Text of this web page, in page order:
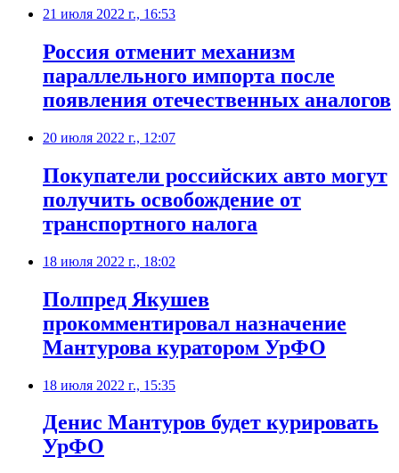
21 июля 2022 г., 16:53
Россия отменит механизм
параллельного импорта после
появления отечественных аналогов
20 июля 2022 г., 12:07
Покупатели российских авто могут
получить освобождение от
транспортного налога
18 июля 2022 г., 18:02
Полпред Якушев
прокомментировал назначение
Мантурова куратором УрФО
18 июля 2022 г., 15:35
Денис Мантуров будет курировать
УрФО